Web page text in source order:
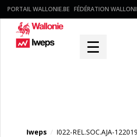
PORTAIL WALLONIE.BE FÉDÉRATION
☰
Iweps / I022-REL.SOC.AJA-